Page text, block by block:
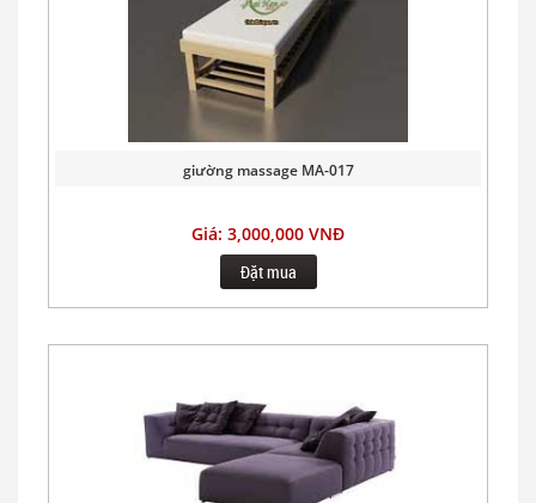
giường massage MA-017
Giá: 3,000,000 VNĐ
Đặt mua